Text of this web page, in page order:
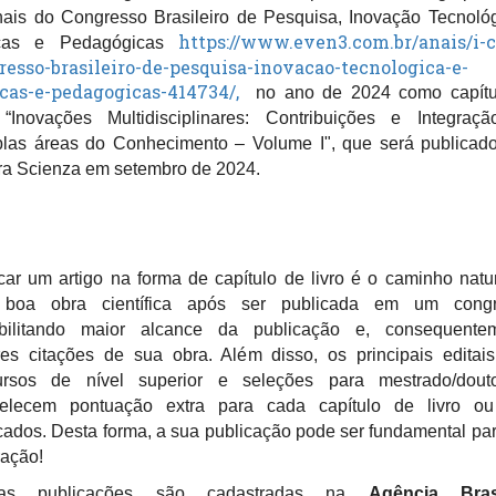
do Congresso Brasileiro de Pesquisa, Inovação
e Pedagógicas https://www.even3.com.br/anais/i-
brasileiro-de-pesquisa-inovacao-tecnologica-e-
e-pedagogicas-414734/,
no ano de 2024 como
Multidisciplinares: Contribuições e
áreas do Conhecimento – Volume I", que será
Scienza em setembro de 2024.
um artigo na forma de capítulo de livro é o caminho
obra científica após ser publicada em um
maior alcance da publicação e,
citações de sua obra. Além disso, os principais
de nível superior e seleções para mestrado/
pontuação extra para cada capítulo de livro
Desta forma, a sua publicação pode ser fundamental
de Pesquisa, Inovação
Pedagógicas
GMT-3
O evento já encerrou
Separamos alguns eventos que você irá gostar